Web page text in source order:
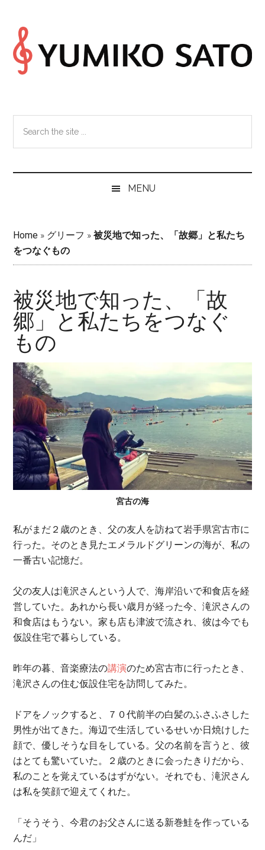
main
content
secondary
menu
primary
sidebar
footer
the
MENU
Home » グリーフ »被災地で知った、「故郷」と私たち
をつなぐもの
被災地で知った、「故
郷」と私たちをつなぐ
もの
宮古の海
私がまだ２歳のとき、父の友人を訪ねて岩手県宮古市に
行った。そのとき見たエメラルドグリーンの海が、私の
一番古い記憶だ。
父の友人は滝沢さんという人で、海岸沿いで和食店を経
営していた。あれから長い歳月が経った今、滝沢さんの
和食店はもうない。家も店も津波で流され、彼は今でも
仮設住宅で暮らしている。
昨年の暮、音楽療法の講演のため宮古市に行ったとき、
滝沢さんの住む仮設住宅を訪問してみた。
ドアをノックすると、７０代前半の白髪のふさふさした
男性が出てきた。海辺で生活しているせいか日焼けした
顔で、優しそうな目をしている。父の名前を言うと、彼
はとても驚いていた。２歳のときに会ったきりだから、
私のことを覚えているはずがない。それでも、滝沢さん
は私を笑顔で迎えてくれた。
「そうそう、今君のお父さんに送る新巻鮭を作っている
んだ」